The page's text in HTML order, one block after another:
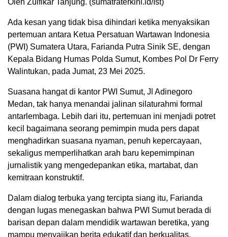
Oleh Zulfikar Tanjung. (sumatraterkini.id/Ist)
Ada kesan yang tidak bisa dihindari ketika menyaksikan
pertemuan antara Ketua Persatuan Wartawan Indonesia
(PWI) Sumatera Utara, Farianda Putra Sinik SE, dengan
Kepala Bidang Humas Polda Sumut, Kombes Pol Dr Ferry
Walintukan, pada Jumat, 23 Mei 2025.
Suasana hangat di kantor PWI Sumut, Jl Adinegoro
Medan, tak hanya menandai jalinan silaturahmi formal
antarlembaga. Lebih dari itu, pertemuan ini menjadi potret
kecil bagaimana seorang pemimpin muda pers dapat
menghadirkan suasana nyaman, penuh kepercayaan,
sekaligus memperlihatkan arah baru kepemimpinan
jurnalistik yang mengedepankan etika, martabat, dan
kemitraan konstruktif.
Dalam dialog terbuka yang tercipta siang itu, Farianda
dengan lugas menegaskan bahwa PWI Sumut berada di
barisan depan dalam mendidik wartawan beretika, yang
mampu menyajikan berita edukatif dan berkualitas.